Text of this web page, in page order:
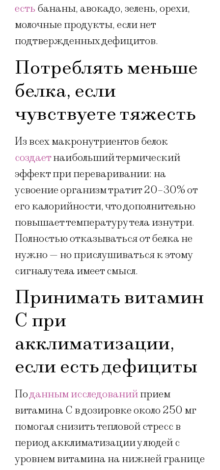
есть бананы, авокадо, зелень, орехи,
молочные продукты, если нет
подтвержденных дефицитов.
Потреблять меньше
белка, если
чувствуете тяжесть
Из всех макронутриентов белок
создаетнаибольший термический
эффект при переваривании: на
усвоение организм тратит 20–30% от
его калорийности, что дополнительно
повышает температуру тела изнутри.
Полностью отказываться от белка не
нужно — но прислушиваться к этому
сигналу тела имеет смысл.
Принимать витамин
С при
акклиматизации,
если есть дефициты
Поданным исследованийприем
витамина C в дозировке около 250 мг
помогал снизить тепловой стресс в
период акклиматизации у людей с
уровнем витамина на нижней границе